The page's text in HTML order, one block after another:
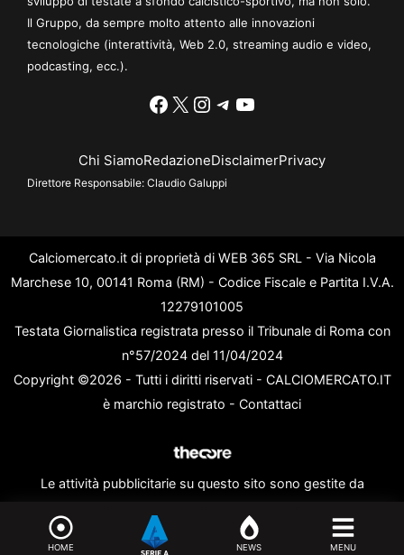
Il Gruppo, da sempre molto attento alle innovazioni
tecnologiche (interattività, Web 2.0, streaming audio e video,
podcasting, ecc.).
Facebook
X Instagram
Telegram
YouTube
Chi SiamoRedazioneDisclaimerPrivacy
Direttore Responsabile: Claudio Galuppi
Calciomercato.it di proprietà di WEB 365 SRL - Via Nicola
Marchese 10, 00141 Roma (RM) - Codice Fiscale e Partita I.V.A.
12279101005
Testata Giornalistica registrata presso il Tribunale di Roma con
n°57/2024 del 11/04/2024
Copyright ©2026 - Tutti i diritti riservati - CALCIOMERCATO.IT
è marchio registrato - Contattaci
Le attività pubblicitarie su questo sito sono gestite da
HOME NEWS MENU